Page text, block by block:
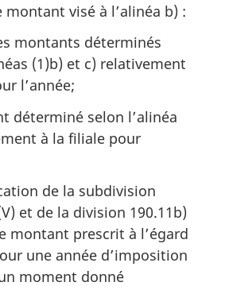
montant visé à l’alinéa b) :
montants déterminés
(1)b) et c) relativement
l’année;
déterminé selon l’alinéa
à la filiale pour
de la subdivision
et de la division 190.11b)
montant prescrit à l’égard
une année d’imposition
moment donné